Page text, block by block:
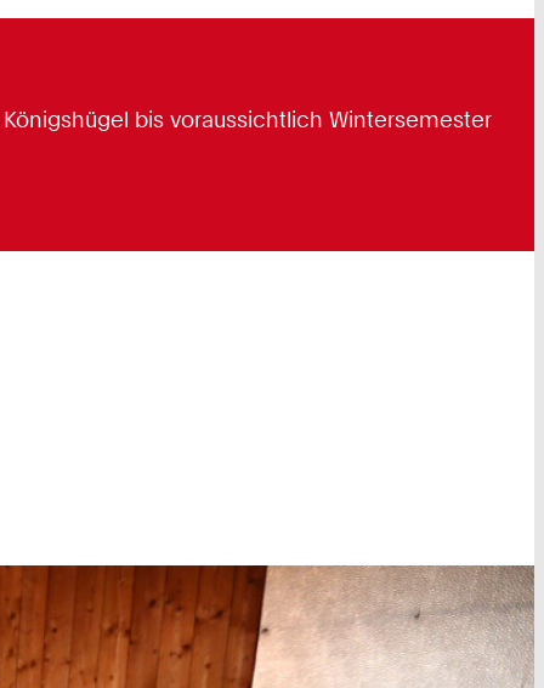
bis voraussichtlich Wintersemester